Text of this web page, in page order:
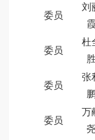
委员
刘
霞
委员
杜
委员
张
委员
万